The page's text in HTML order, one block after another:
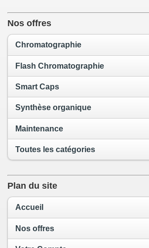
Nos offres
Chromatographie
Flash Chromatographie
Smart Caps
Synthèse organique
Maintenance
Toutes les catégories
Plan du site
Accueil
Nos offres